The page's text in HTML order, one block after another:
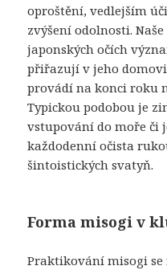
oproštění, vedlejším
zvýšení odolnosti.
japonských očích
přiřazují v jeho
provádí na konci roku
Typickou podobou je
vstupování do moře či
každodenní očista
šintoistických svatyň.
Forma misogi v
Praktikování misogi